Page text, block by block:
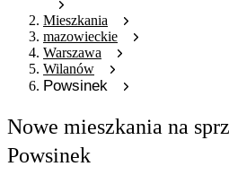
Mieszkania
mazowieckie
Warszawa
Wilanów
Powsinek
Nowe mieszkania na
Powsinek